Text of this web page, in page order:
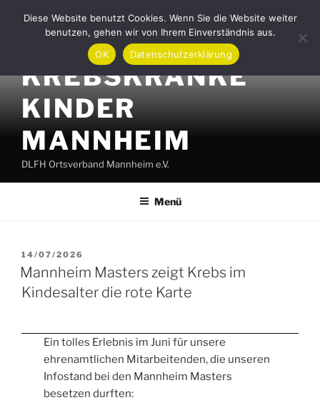
Inhalt
AKTION FÜR
KREBSKRANKE
KINDER
MANNHEIM
DLFH Ortsverband Mannheim e.V.
Menü
VERÖFFENTLICHT
AM
14/07/2026
Mannheim Masters zeigt Krebs im
Kindesalter die rote Karte
Ein tolles Erlebnis im Juni für unsere
ehrenamtlichen Mitarbeitenden, die unseren
Infostand bei den Mannheim Masters
besetzen durften:
Diese Website benutzt Cookies. Wenn Sie die Website weiter
benutzen, gehen wir von Ihrem Einverständnis aus.
OK
Datenschutzerklärung